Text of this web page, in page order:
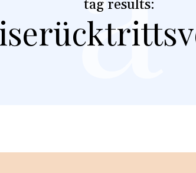
tag results: